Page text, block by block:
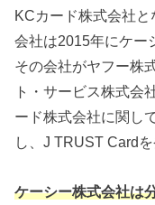
KCカード株式会社
会社は2015年にケー
その会社がヤフー株
ト・サービス株式会
ード株式会社に関し
し、J TRUST Card
ケーシー株式会社は